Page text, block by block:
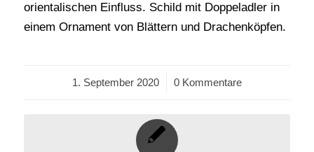
orientalischen Einfluss. Schild mit Doppeladler in
einem Ornament von Blättern und Drachenköpfen.
1. September 2020
/ 0 Kommentare